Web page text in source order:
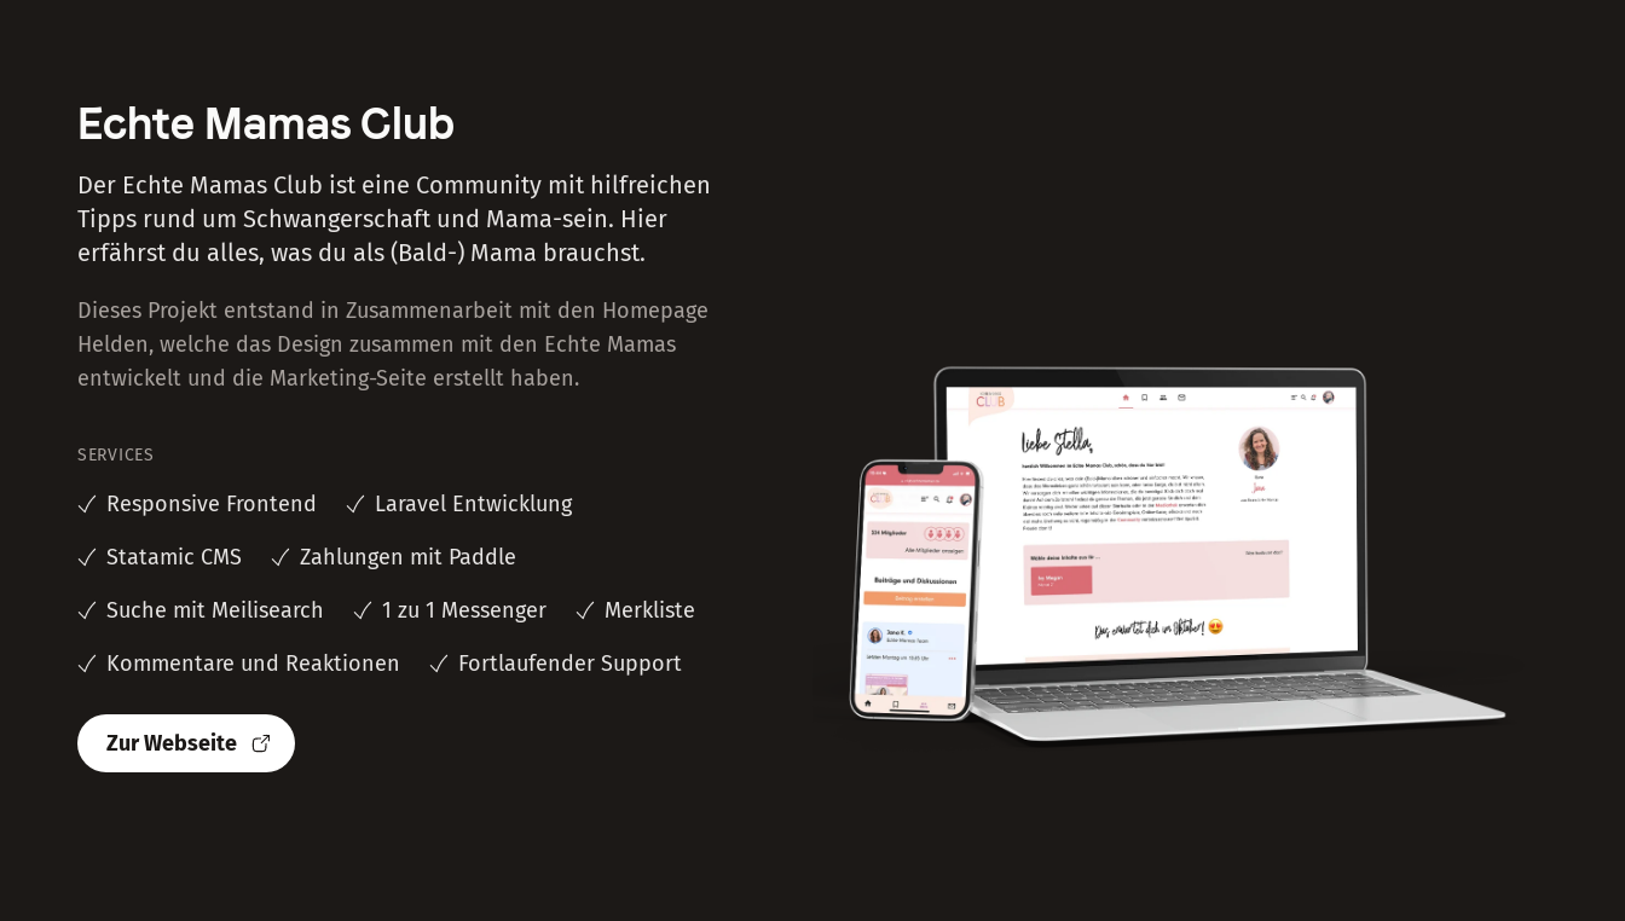
Echte Mamas Club
Der Echte Mamas Club ist eine Community mit hilfreichen
Tipps rund um Schwangerschaft und Mama-sein. Hier
erfährst du alles, was du als (Bald-) Mama brauchst.
Dieses Projekt entstand in Zusammenarbeit mit den Homepage
Helden, welche das Design zusammen mit den Echte Mamas
entwickelt und die Marketing-Seite erstellt haben.
SERVICES
Responsive Frontend
Laravel Entwicklung
Statamic CMS
Zahlungen mit Paddle
Suche mit Meilisearch
1 zu 1 Messenger
Merkliste
Kommentare und Reaktionen
Fortlaufender Support
Zur Webseite